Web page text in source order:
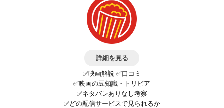
詳細を見る
✅映画解説 ✅口コミ
✅映画の豆知識・トリビア
✅ネタバレありなし考察
✅どの配信サービスで見られるか